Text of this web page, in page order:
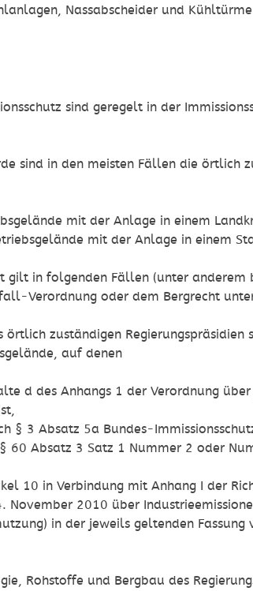
Nassabscheider und
sind geregelt in der
sind in den meisten Fällen die örtlich
mit der Anlage in einem
mit der Anlage in einem
gilt in folgenden Fällen (unter anderem
Verordnung oder dem Bergrecht
zuständigen Regierungspräsidien
auf denen
d des Anhangs 1 der Verordnung
§ 3 Absatz 5a Bundes-
60 Absatz 3 Satz 1 Nummer 2 oder
10 in Verbindung mit Anhang I der
November 2010 über
in der jeweils geltenden
Rohstoffe und Bergbau des